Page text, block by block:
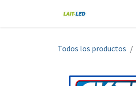
Todos los productos